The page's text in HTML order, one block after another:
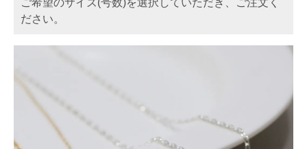
ご希望のサイズ(号数)を選択していただき、ご注文く
ださい。